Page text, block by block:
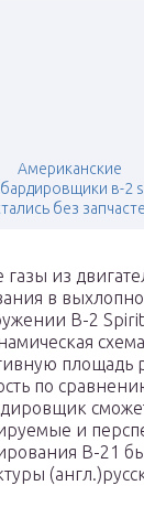
Американские
в-2
без
газы из
в
В-2
площадь
по
и
B-21